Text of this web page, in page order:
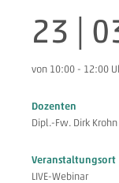
23 |
von 10:00 - 12:00
Dozenten
Dipl.-Fw. Dirk Krohn
Veranstaltungsort
LIVE-Webinar